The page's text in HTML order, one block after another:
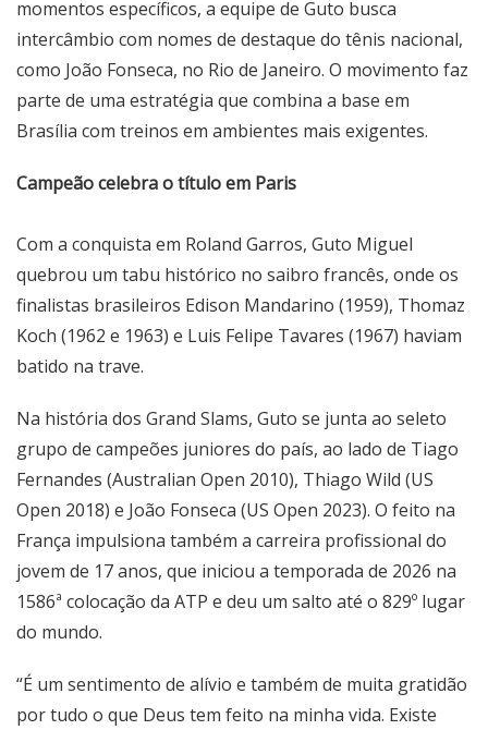
momentos específicos, a equipe de Guto busca
intercâmbio com nomes de destaque do tênis nacional,
como João Fonseca, no Rio de Janeiro. O movimento faz
parte de uma estratégia que combina a base em
Brasília com treinos em ambientes mais exigentes.
Campeão celebra o título em Paris
Com a conquista em Roland Garros, Guto Miguel
quebrou um tabu histórico no saibro francês, onde os
finalistas brasileiros Edison Mandarino (1959), Thomaz
Koch (1962 e 1963) e Luis Felipe Tavares (1967) haviam
batido na trave.
Na história dos Grand Slams, Guto se junta ao seleto
grupo de campeões juniores do país, ao lado de Tiago
Fernandes (Australian Open 2010), Thiago Wild (US
Open 2018) e João Fonseca (US Open 2023). O feito na
França impulsiona também a carreira profissional do
jovem de 17 anos, que iniciou a temporada de 2026 na
1586ª colocação da ATP e deu um salto até o 829º lugar
do mundo.
“É um sentimento de alívio e também de muita gratidão
por tudo o que Deus tem feito na minha vida. Existe